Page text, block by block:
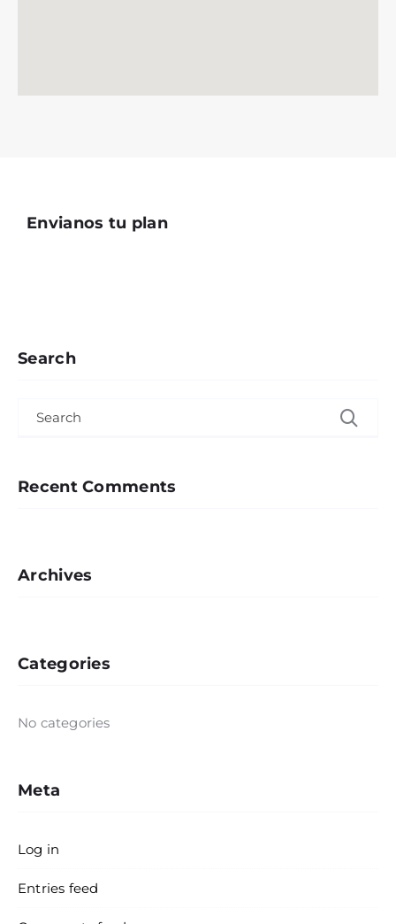
Envianos tu plan
Search
Recent Comments
Archives
Categories
No categories
Meta
Log in
Entries feed